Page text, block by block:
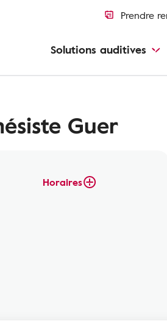
Prendre
Solutions auditives
Guer
Horaires